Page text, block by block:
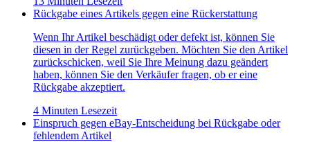
Rückgabe eines Artikels gegen eine Rückerstattung
Wenn Ihr Artikel beschädigt oder defekt ist, können Sie
diesen in der Regel zurückgeben. Möchten Sie den Artikel
zurückschicken, weil Sie Ihre Meinung dazu geändert
haben, können Sie den Verkäufer fragen, ob er eine
Rückgabe akzeptiert.
4 Minuten Lesezeit
Einspruch gegen eBay-Entscheidung bei Rückgabe oder
fehlendem Artikel